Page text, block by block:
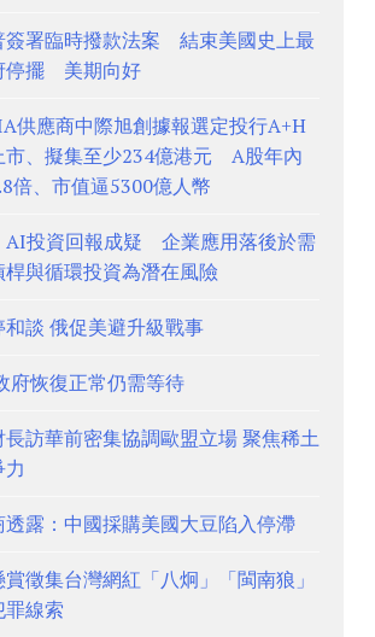
簽署臨時撥款法案 結束美國史上最
停擺 美期向好
供應商中際旭創據報選定投行A+H
市、擬集至少234億港元 A股年內
倍、市值逼5300億人幣
AI投資回報成疑 企業應用落後於需
與循環投資為潛在風險
和談 俄促美避升級戰事
府恢復正常仍需等待
長訪華前密集協調歐盟立場 聚焦稀土
透露：中國採購美國大豆陷入停滯
徵集台灣網紅「八炯」「閩南狼」
線索